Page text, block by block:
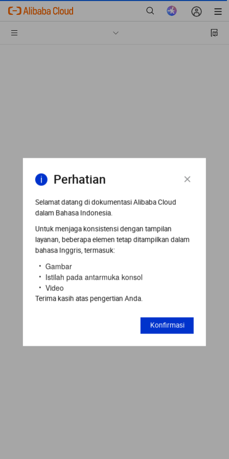
Perhatian
Selamat datang di dokumentasi Alibaba Cloud
dalam Bahasa Indonesia.
Untuk menjaga konsistensi dengan tampilan
layanan, beberapa elemen tetap ditampilkan dalam
bahasa Inggris, termasuk:
Gambar
Istilah pada antarmuka konsol
Video
Terima kasih atas pengertian Anda.
Konfirmasi